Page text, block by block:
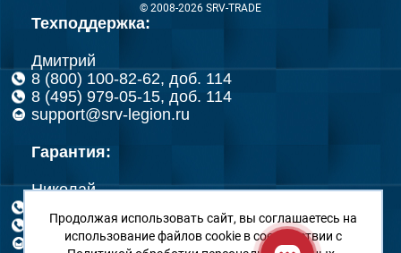
© 2008-2026 SRV-TRADE
Техподдержка:
Дмитрий
8 (800) 100-82-62, доб. 114
8 (495) 979-05-15, доб. 114
support@srv-legion.ru
Гарантия:
Николай
8 (495) 979-05-15, доб. 126
rma@srv-legion.ru
Продолжая использовать сайт, вы соглашаетесь на
использование файлов cookie в соответствии с